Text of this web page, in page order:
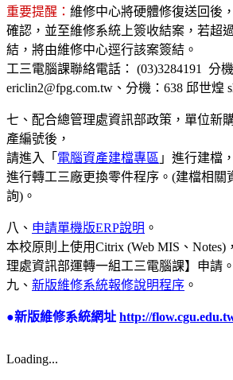
重要提醒： 維修中心將硬體修復送回後
確認，並至維修系統上簽收結案，若超
結，將由維修中心逕行該案簽結。
工三電腦課聯絡電話： (03)3284191 分
ericlin2@fpg.com.tw、分機：638 邱世煌
七、配合總管理處資訊部政策，單位新
產編號後，
請進入「 電腦資產建檔專區 」進行建檔
進行轉工三廠更換零件程序。(建檔相關
詢)。
八、 申請單機版ERP說明 。
本校原則上使用Citrix (Web MIS、Notes)
理處資訊部運轉一組工三電腦課】申請。
九、 新版維修系統報修說明程序 。
●新版維修系統網址 http://
Loading...